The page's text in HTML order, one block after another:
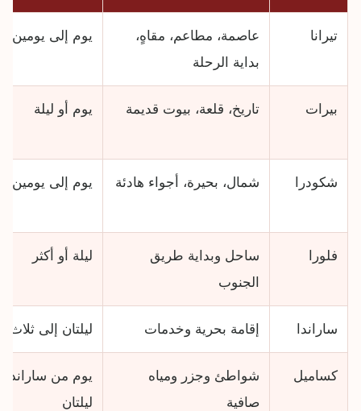
تيرانا
عاصمة، مطاعم، مقاهٍ،
بداية الرحلة
يوم إلى يومين
بيرات تاريخ، قلعة، بيوت قديمة يوم أو ليلة
شكودرا شمال، بحيرة، أجواء هادئة يوم إلى يومين
فلورا
ساحل وبداية طريق
الجنوب
ليلة أو أكثر
ساراندا إقامة بحرية وخدمات ليلتان إلى ثلاث
كساميل
شواطئ وجزر ومياه
صافية
يوم من ساراندا
ليلتان